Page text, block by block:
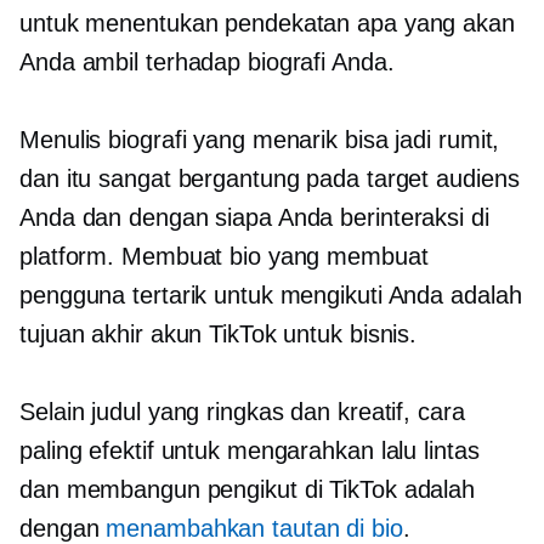
untuk menentukan pendekatan apa yang akan
Anda ambil terhadap biografi Anda.
Menulis biografi yang menarik bisa jadi rumit,
dan itu sangat bergantung pada target audiens
Anda dan dengan siapa Anda berinteraksi di
platform. Membuat bio yang membuat
pengguna tertarik untuk mengikuti Anda adalah
tujuan akhir akun TikTok untuk bisnis.
Selain judul yang ringkas dan kreatif, cara
paling efektif untuk mengarahkan lalu lintas
dan membangun pengikut di TikTok adalah
dengan menambahkan tautan di bio.